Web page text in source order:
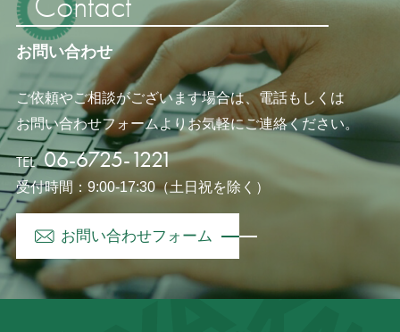
お問い合わせ
ご依頼やご相談がございます場合は、電話もしくは
お問い合わせフォームよりお気軽にご連絡ください。
TEL 06-6725-1221
受付時間：9:00-17:30（土日祝を除く）
お問い合わせフォーム